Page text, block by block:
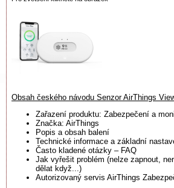
Obsah českého návodu Senzor AirThings
Zařazení produktu: Zabezpečení a
Značka: AirThings
Popis a obsah balení
Technické informace a základní
Často kladené otázky – FAQ
Jak vyřešit problém (nelze zapnout,
dělat když...)
Autorizovaný servis AirThings